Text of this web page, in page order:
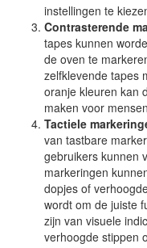
instellingen te
Contrasterende
tapes kunnen
de oven te
zelfklevende tapes
oranje kleuren kan
maken voor
Tactiele
van tastbare
gebruikers kunnen
markeringen
dopjes of
wordt om de juiste
zijn van visuele
verhoogde stippen